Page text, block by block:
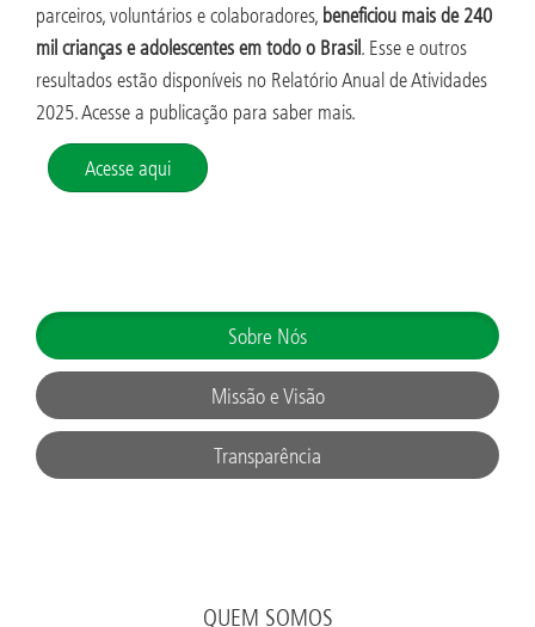
parceiros, voluntários e colaboradores, beneficiou mais de 240
mil crianças e adolescentes em todo o Brasil. Esse e outros
resultados estão disponíveis no Relatório Anual de Atividades
2025. Acesse a publicação para saber mais.
Acesse aqui
Sobre Nós
Missão e Visão
Transparência
QUEM SOMOS